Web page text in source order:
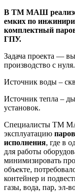
В ТМ МАШ
емких по
комплектный
ГПУ.
Задача проекта —
производство с нуля.
Источник воды –
Источник тепла –
установок.
Специалисты ТМ
эксплуатацию
исполнения, где в
для работы
минимизировать
объекте,
контейнер и
газы, вода, пар, эл-